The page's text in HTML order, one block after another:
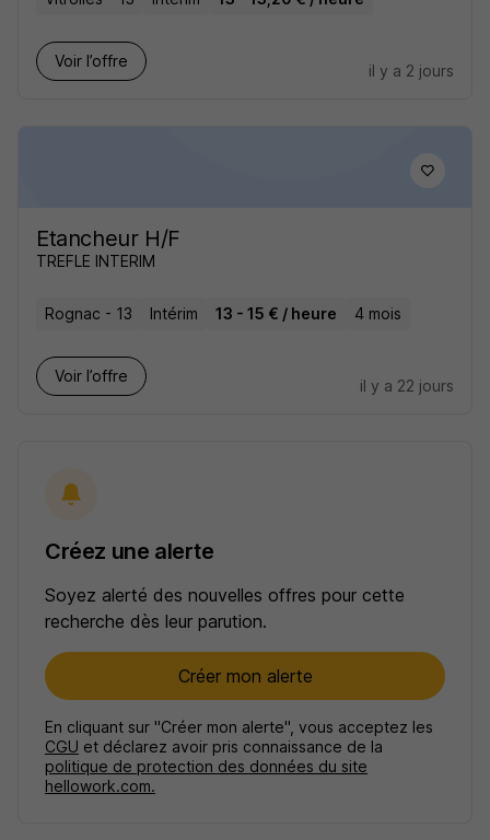
Voir l’offre
il y a 2 jours
Etancheur H/F
TREFLE INTERIM
Rognac - 13 Intérim 13 - 15 € / heure 4 mois
Voir l’offre
il y a 22 jours
Créez une alerte
Soyez alerté des nouvelles offres pour cette
recherche dès leur parution.
Créer mon alerte
En cliquant sur "Créer mon alerte", vous acceptez les
CGU et déclarez avoir pris connaissance de la
politique de protection des données du site
hellowork.com.